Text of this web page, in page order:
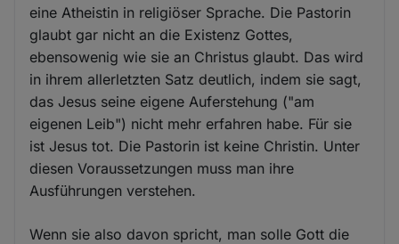
eine Atheistin in religiöser Sprache. Die Pastorin
glaubt gar nicht an die Existenz Gottes,
ebensowenig wie sie an Christus glaubt. Das wird
in ihrem allerletzten Satz deutlich, indem sie sagt,
das Jesus seine eigene Auferstehung ("am
eigenen Leib") nicht mehr erfahren habe. Für sie
ist Jesus tot. Die Pastorin ist keine Christin. Unter
diesen Voraussetzungen muss man ihre
Ausführungen verstehen.
Wenn sie also davon spricht, man solle Gott die